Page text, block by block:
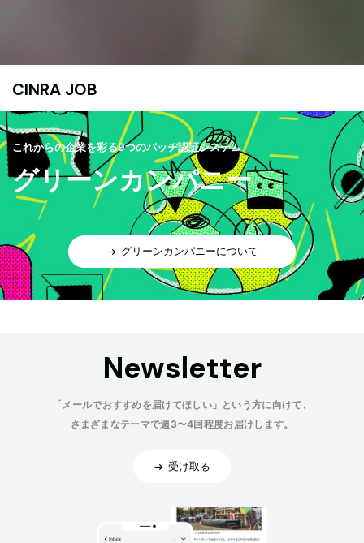
CINRA JOB
これからの企業を彩る9つのバッヂ認証システム
グリーンカンパニー
グリーンカンパニーについて
Newsletter
「メールでおすすめを届けてほしい」という方に向けて、
さまざまなテーマで週3〜4回程度お届けします。
受け取る